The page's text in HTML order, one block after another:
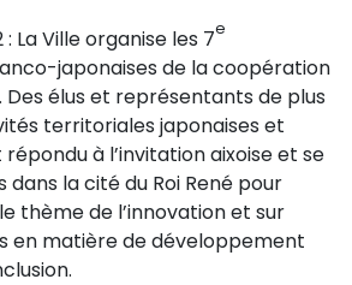
La Ville organise les 7e
japonaises de la coopération
élus et représentants de plus
territoriales japonaises et
à l’invitation aixoise et se
la cité du Roi René pour
thème de l’innovation et sur
en matière de développement